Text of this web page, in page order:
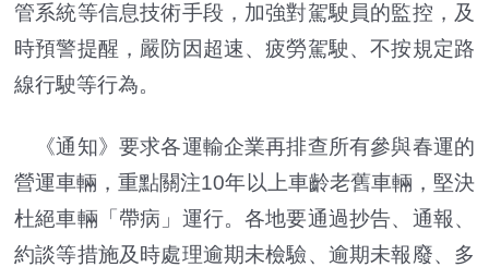
管系統等信息技術手段，加強對駕駛員的監控，及
時預警提醒，嚴防因超速、疲勞駕駛、不按規定路
線行駛等行為。
《通知》要求各運輸企業再排查所有參與春運的
營運車輛，重點關注10年以上車齡老舊車輛，堅決
杜絕車輛「帶病」運行。各地要通過抄告、通報、
約談等措施及時處理逾期未檢驗、逾期未報廢、多